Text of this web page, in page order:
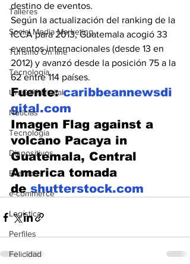
Talleres
Social Media Marketing
Turismo On line
Tecnología
Un Café Digital
Noticias
Tecnología
Dispositivos
Eventos
e-commerce
Logística
Perfiles
Felicidad
destino de eventos.
Según la actualización del ranking de la
ICCA para 2013, Guatemala acogió 33
eventos internacionales (desde 13 en
2012) y avanzó desde la posición 75 a la
62 entre 114 países.
Fuente: caribbeannewsdi
gital.com
Imagen Flag against a
volcano Pacaya in
Guatemala, Central
America tomada
de shutterstock.com